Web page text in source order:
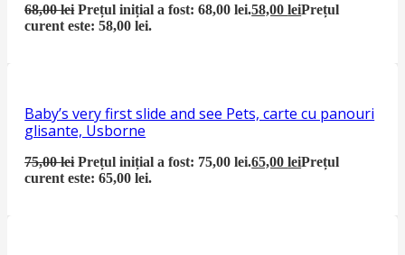
68,00lei Prețul inițial a fost: 68,00 lei.58,00leiPrețul
curent este: 58,00 lei.
Baby’s very first slide and see Pets, carte cu panouri
glisante, Usborne
75,00lei Prețul inițial a fost: 75,00 lei.65,00leiPrețul
curent este: 65,00 lei.